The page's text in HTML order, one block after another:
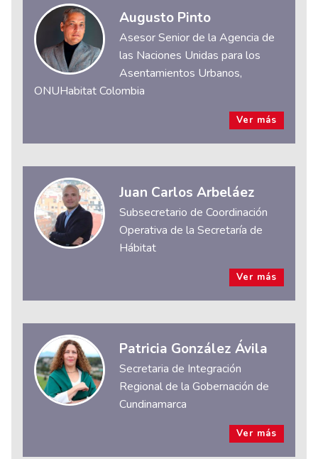
Augusto Pinto
Asesor Senior de la Agencia de
las Naciones Unidas para los
Asentamientos Urbanos,
ONUHabitat Colombia
Ver más
Juan Carlos Arbeláez
Subsecretario de Coordinación
Operativa de la Secretaría de
Hábitat
Ver más
Patricia González Ávila
Secretaria de Integración
Regional de la Gobernación de
Cundinamarca
Ver más